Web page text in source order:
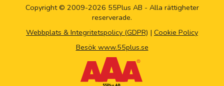
Copyright © 2009-2026 55Plus AB - Alla rättigheter
reserverade.
Webbplats & Integritetspolicy (GDPR) | Cookie Policy
Besök www.55plus.se